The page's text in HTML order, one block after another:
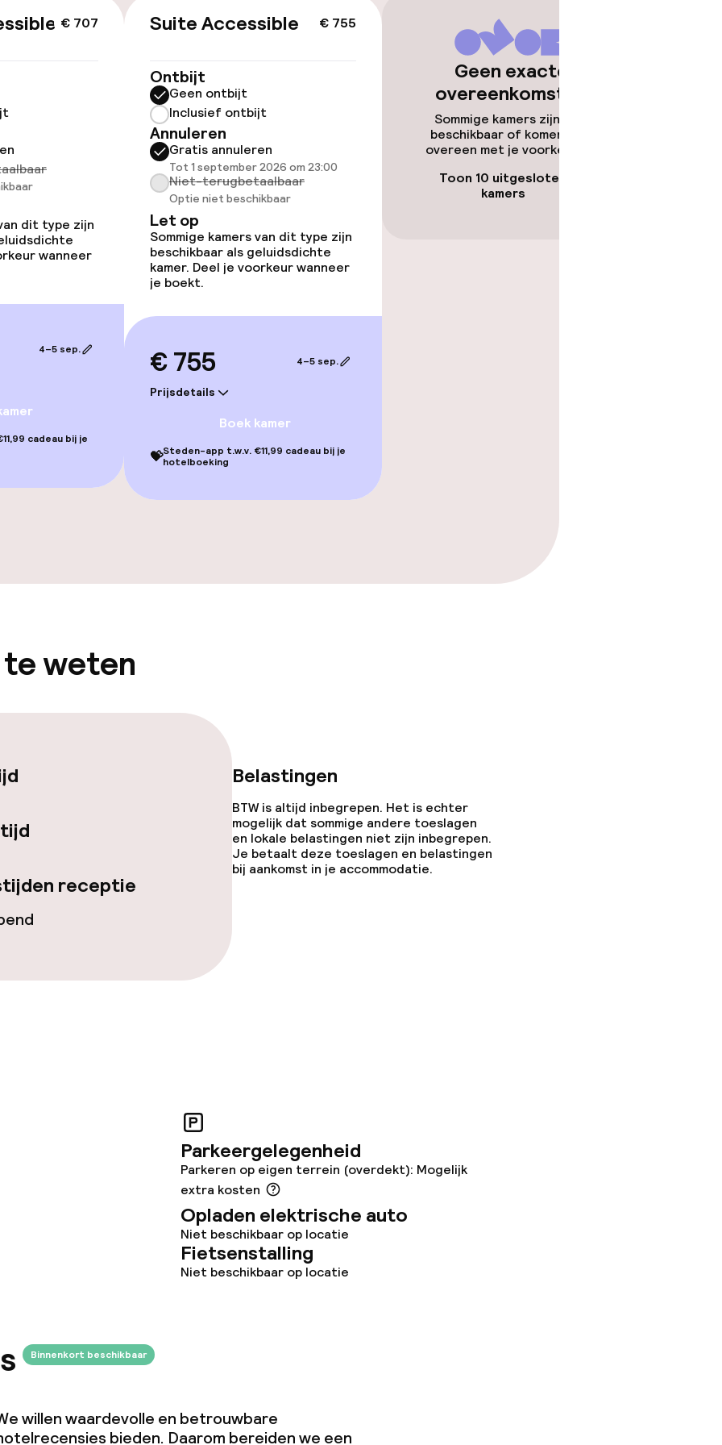
Stoombad
(wasmachine)
€ 707
dit type zijn
wanneer
4–5 sep.
cadeau bij je
€ 755
Suite Accessible
Ontbijt
Geen ontbijt
Inclusief ontbijt
Annuleren
Gratis annuleren
Tot 1 september 2026 om 23:00
Niet-terugbetaalbaar
Optie niet beschikbaar
Let op
Sommige kamers van dit type zijn
beschikbaar als geluidsdichte
kamer. Deel je voorkeur wanneer
je boekt.
€ 755
Prijsdetails
4–5 sep.
Boek kamer
💝Steden-app t.w.v. €11,99 cadeau bij je
hotelboeking
Geen exacte
overeenkomsten
Sommige kamers zijn niet
beschikbaar of komen niet
overeen met je voorkeuren.
Toon 10 uitgesloten
kamers
te weten
receptie
Belastingen
BTW is altijd inbegrepen. Het is echter
mogelijk dat sommige andere toeslagen
en lokale belastingen niet zijn inbegrepen.
Je betaalt deze toeslagen en belastingen
bij aankomst in je accommodatie.
Parkeergelegenheid
Parkeren op eigen terrein (overdekt): Mogelijk
extra kosten
Opladen elektrische auto
Niet beschikbaar op locatie
Fietsenstalling
Niet beschikbaar op locatie
Binnenkort beschikbaar
willen waardevolle en betrouwbare
bieden. Daarom bereiden we een